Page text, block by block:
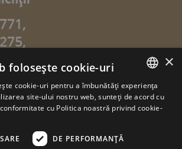
Reproducerea integrală sau parţială a
din orice pagină a site-ului
este posibilă numai cu acordul prealabil
ROMANIAN
HUNGARIAN
×
folosește cookie-uri
cookie-uri pentru a îmbunătăți experiența
site-ului nostru web, sunteți de acord cu
cu Politica noastră privind cookie-
DE PERFORMANȚĂ